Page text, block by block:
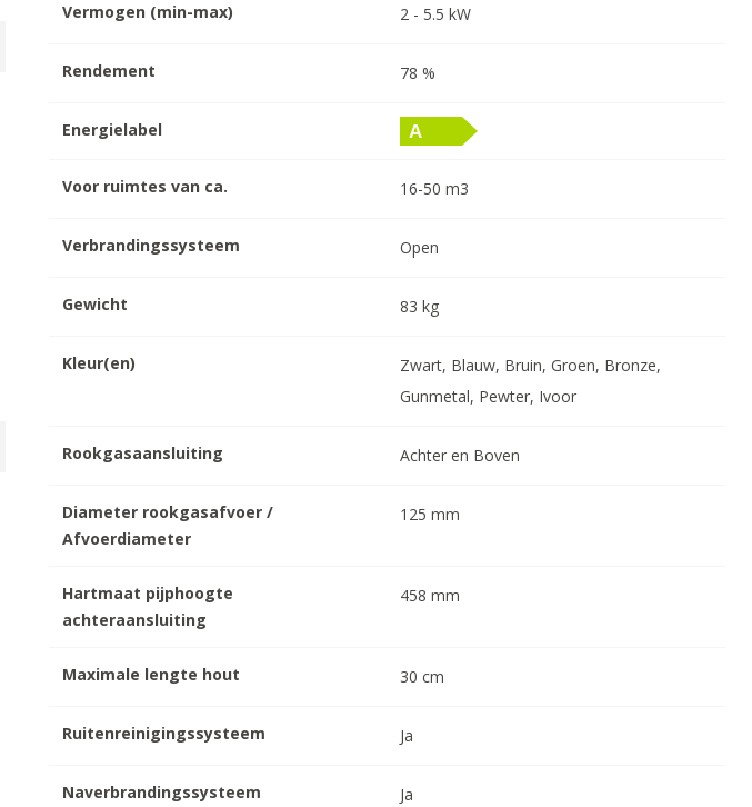
Vermogen (min-max) 2 - 5.5 kW
Rendement 78 %
Energielabel
Voor ruimtes van ca. 16-50 m3
Verbrandingssysteem Open
Gewicht 83 kg
Kleur(en)
Zwart, Blauw, Bruin, Groen, Bronze,
Gunmetal, Pewter, Ivoor
Rookgasaansluiting Achter en Boven
Diameter rookgasafvoer /
Afvoerdiameter
125 mm
Hartmaat pijphoogte
achteraansluiting
458 mm
Maximale lengte hout 30 cm
Ruitenreinigingssysteem Ja
Naverbrandingssysteem Ja